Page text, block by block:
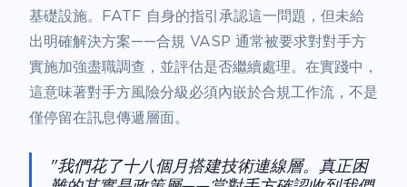
基礎設施。FATF 自身的指引承認這一問題，但未給
出明確解決方案——合規 VASP 通常被要求對對手方
實施加強盡職調查，並評估是否繼續處理。在實踐中，
這意味著對手方風險分級必須內嵌於合規工作流，不是
僅停留在訊息傳遞層面。
"我們花了十八個月搭建技術連線層。真正困